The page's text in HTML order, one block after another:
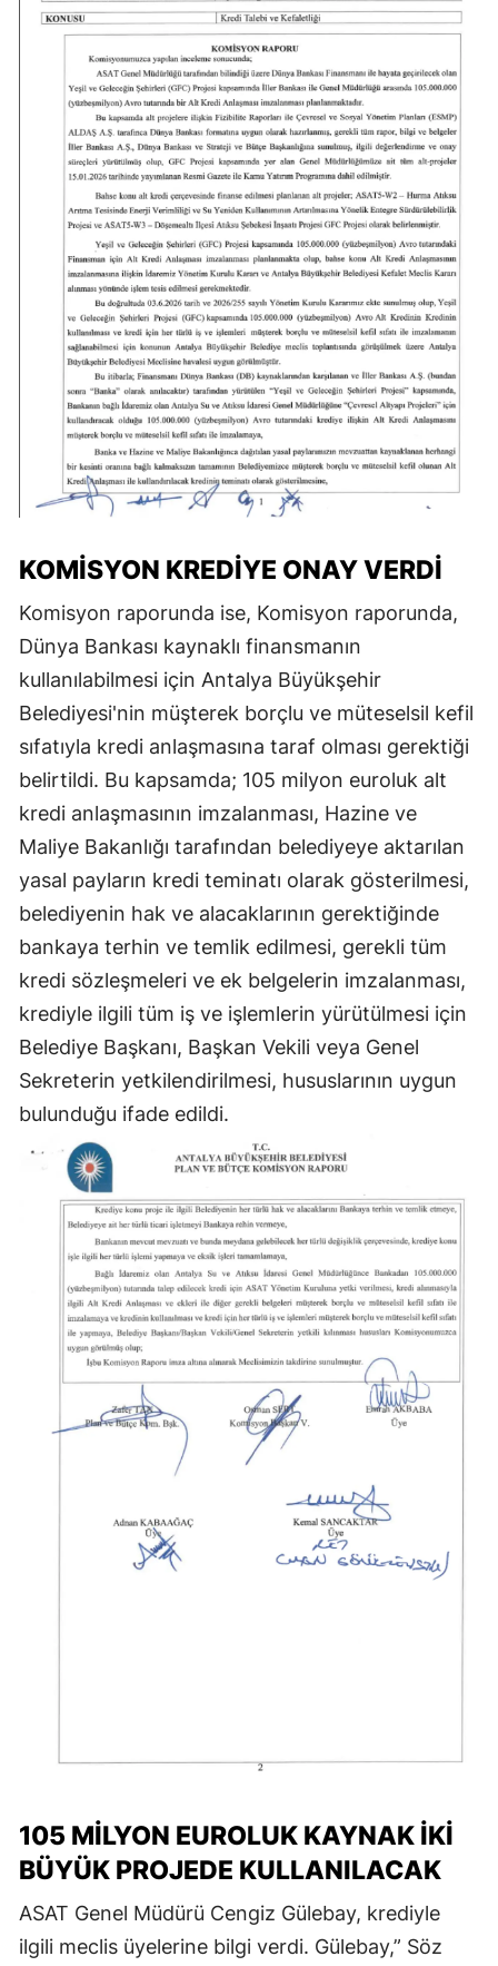
KOMİSYON KREDİYE ONAY VERDİ
Komisyon raporunda ise, Komisyon raporunda,
Dünya Bankası kaynaklı finansmanın
kullanılabilmesi için Antalya Büyükşehir
Belediyesi'nin müşterek borçlu ve müteselsil kefil
sıfatıyla kredi anlaşmasına taraf olması gerektiği
belirtildi. Bu kapsamda; 105 milyon euroluk alt
kredi anlaşmasının imzalanması, Hazine ve
Maliye Bakanlığı tarafından belediyeye aktarılan
yasal payların kredi teminatı olarak gösterilmesi,
belediyenin hak ve alacaklarının gerektiğinde
bankaya terhin ve temlik edilmesi, gerekli tüm
kredi sözleşmeleri ve ek belgelerin imzalanması,
krediyle ilgili tüm iş ve işlemlerin yürütülmesi için
Belediye Başkanı, Başkan Vekili veya Genel
Sekreterin yetkilendirilmesi, hususlarının uygun
bulunduğu ifade edildi.
105 MİLYON EUROLUK KAYNAK İKİ
BÜYÜK PROJEDE KULLANILACAK
ASAT Genel Müdürü Cengiz Gülebay, krediyle
ilgili meclis üyelerine bilgi verdi. Gülebay,” Söz